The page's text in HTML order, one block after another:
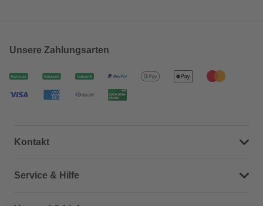
Unsere Zahlungsarten
Kontakt
Dein Kontakt zu uns
Service & Hilfe